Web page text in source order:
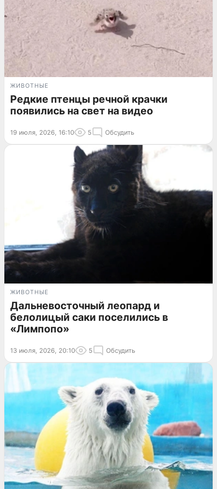
ЖИВОТНЫЕ
Редкие птенцы речной крачки
появились на свет на видео
19 июля, 2026, 16:10 5 Обсудить
ЖИВОТНЫЕ
Дальневосточный леопард и
белолицый саки поселились в
«Лимпопо»
13 июля, 2026, 20:10 5 Обсудить